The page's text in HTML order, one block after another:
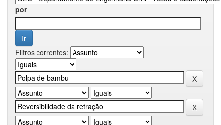
por
Filtros correntes: